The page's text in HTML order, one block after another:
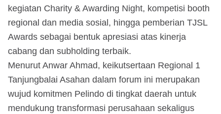
kegiatan Charity & Awarding Night, kompetisi booth
regional dan media sosial, hingga pemberian TJSL
Awards sebagai bentuk apresiasi atas kinerja
cabang dan subholding terbaik.
Menurut Anwar Ahmad, keikutsertaan Regional 1
Tanjungbalai Asahan dalam forum ini merupakan
wujud komitmen Pelindo di tingkat daerah untuk
mendukung transformasi perusahaan sekaligus